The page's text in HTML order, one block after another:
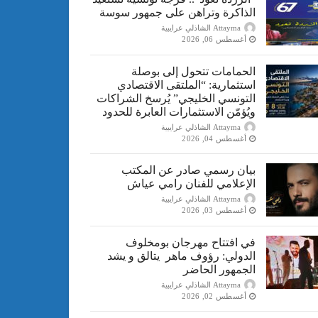
الذاكرة وتراهن على جمهور سوسة
Attayma الشاذلي عرايبية
أغسطس 06, 2026
الحمامات تتحول إلى بوصلة
استثمارية: “الملتقى الاقتصادي
التونسي الخليجي” يُرسخ الشراكات
ويُؤمّن الاستثمارات العابرة للحدود
Attayma الشاذلي عرايبية
أغسطس 04, 2026
بيان رسمي صادر عن المكتب
الإعلامي للفنان رامي عياش
Attayma الشاذلي عرايبية
أغسطس 03, 2026
في افتتاح مهرجان بومخلوف
الدولي: رؤوف ماهر يتالق و يشد
الجمهور الحاضر
Attayma الشاذلي عرايبية
أغسطس 02, 2026